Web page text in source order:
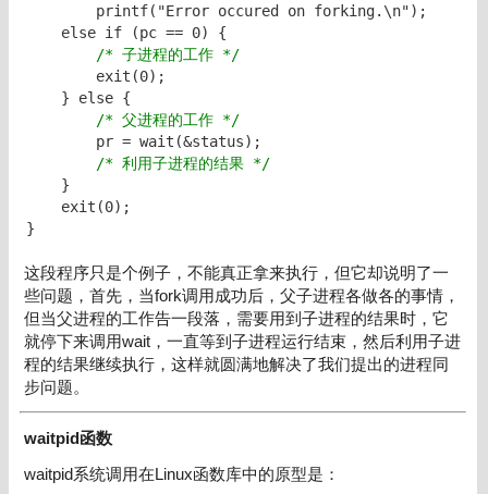
printf("Error occured on forking.\n");
else if (pc == 0) {
/* 子进程的工作 */
exit(0);
} else {
/* 父进程的工作 */
pr = wait(&status);
/* 利用子进程的结果 */
}
exit(0);
}
这段程序只是个例子，不能真正拿来执行，但它却说明了一
些问题，首先，当fork调用成功后，父子进程各做各的事情，
但当父进程的工作告一段落，需要用到子进程的结果时，它
就停下来调用wait，一直等到子进程运行结束，然后利用子进
程的结果继续执行，这样就圆满地解决了我们提出的进程同
步问题。
waitpid函数
waitpid系统调用在Linux函数库中的原型是：